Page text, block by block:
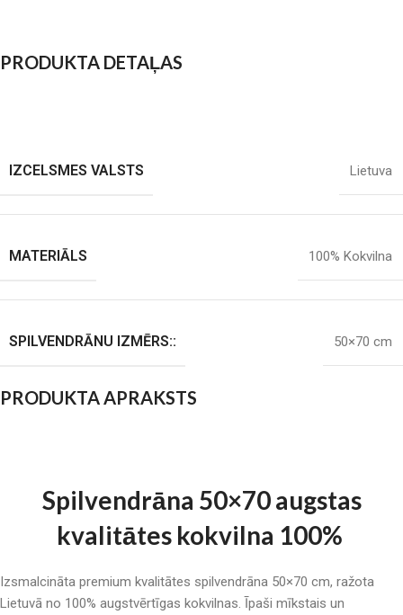
PRODUKTA DETAĻAS
IZCELSMES VALSTS Lietuva
MATERIĀLS 100% Kokvilna
SPILVENDRĀNU IZMĒRS:: 50×70 cm
PRODUKTA APRAKSTS
Spilvendrāna 50×70 augstas
kvalitātes kokvilna 100%
Izsmalcināta premium kvalitātes spilvendrāna 50×70 cm, ražota
Lietuvā no 100% augstvērtīgas kokvilnas. Īpaši mīkstais un